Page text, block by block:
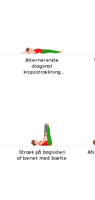
Alternerende
diagonal
kropsstrækning
Stræk på bagsiden
af ​​benet med bælte